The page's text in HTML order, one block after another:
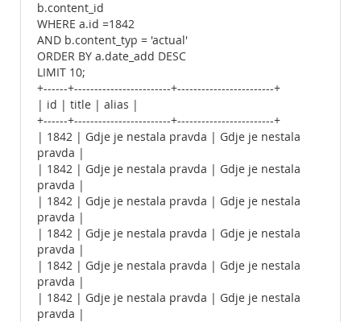
b.content_id
WHERE a.id =1842
AND b.content_typ = 'actual'
ORDER BY a.date_add DESC
LIMIT 10;
+------+------------------------+------------------------+
| id | title | alias |
+------+------------------------+------------------------+
| 1842 | Gdje je nestala pravda | Gdje je nestala
pravda |
| 1842 | Gdje je nestala pravda | Gdje je nestala
pravda |
| 1842 | Gdje je nestala pravda | Gdje je nestala
pravda |
| 1842 | Gdje je nestala pravda | Gdje je nestala
pravda |
| 1842 | Gdje je nestala pravda | Gdje je nestala
pravda |
| 1842 | Gdje je nestala pravda | Gdje je nestala
pravda |